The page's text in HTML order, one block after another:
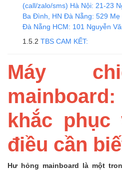
(call/zalo/sms) Hà Nội: 21-23
Ba Đình, HN Đà Nẵng: 529 Mẹ
Đà Nẵng HCM: 101 Nguyễn
TBS CAM KẾT:
Máy
khắc phục
điều cần
Hư hỏng mainboard là một